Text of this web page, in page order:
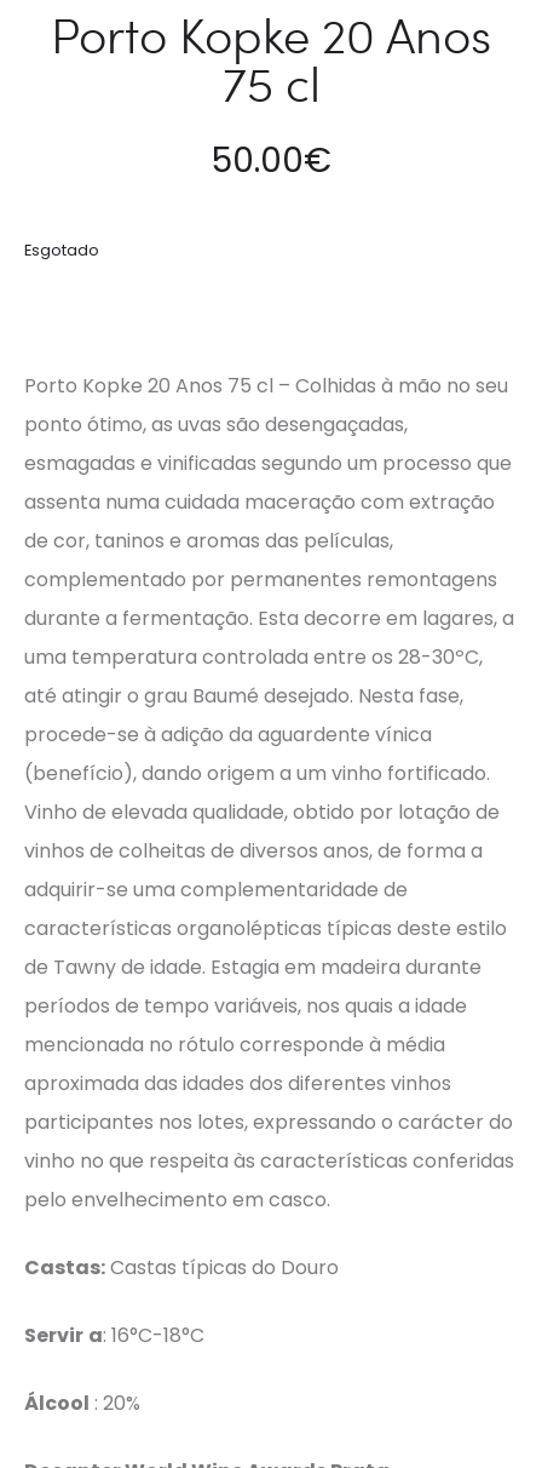
Porto Kopke 20 Anos
75 cl
50.00€
Esgotado
Porto Kopke 20 Anos 75 cl – Colhidas à mão no seu
ponto ótimo, as uvas são desengaçadas,
esmagadas e vinificadas segundo um processo que
assenta numa cuidada maceração com extração
de cor, taninos e aromas das películas,
complementado por permanentes remontagens
durante a fermentação. Esta decorre em lagares, a
uma temperatura controlada entre os 28-30ºC,
até atingir o grau Baumé desejado. Nesta fase,
procede-se à adição da aguardente vínica
(benefício), dando origem a um vinho fortificado.
Vinho de elevada qualidade, obtido por lotação de
vinhos de colheitas de diversos anos, de forma a
adquirir-se uma complementaridade de
características organolépticas típicas deste estilo
de Tawny de idade. Estagia em madeira durante
períodos de tempo variáveis, nos quais a idade
mencionada no rótulo corresponde à média
aproximada das idades dos diferentes vinhos
participantes nos lotes, expressando o carácter do
vinho no que respeita às características conferidas
pelo envelhecimento em casco.
Castas:Castas típicas do Douro
Servir a: 16°C-18°C
Álcool : 20%